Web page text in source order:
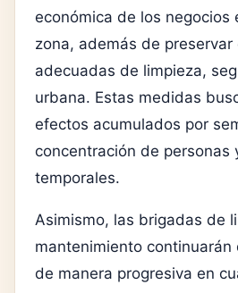
económica de los negocios
zona, además de preservar
adecuadas de limpieza,
urbana. Estas medidas
efectos acumulados por
concentración de personas
temporales.
Asimismo, las brigadas de
mantenimiento continuarán
de manera progresiva en